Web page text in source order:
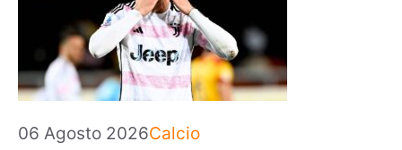
06 Agosto 2026Categorie
Calcio